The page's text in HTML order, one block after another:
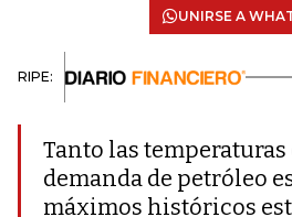
UNIRSE A
RIPE:
Tanto las
demanda de petróleo
máximos históricos